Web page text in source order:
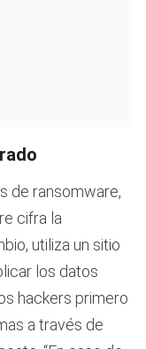
de ransomware,
cifra la
utiliza un sitio
los datos
hackers primero
a través de